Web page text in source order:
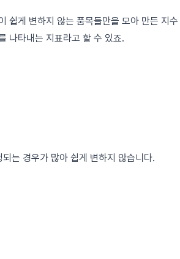
쉽게 변하지 않는 품목들만을 모아 만든 지수
나타내는 지표라고 할 수 있죠.
는 경우가 많아 쉽게 변하지 않습니다.